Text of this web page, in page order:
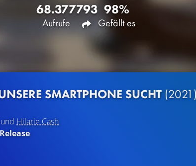
68.377
Aufrufe
793 98%
Gefällt es
SMARTPHONE SUCHT (2021)
und Hilarie Cash
Release